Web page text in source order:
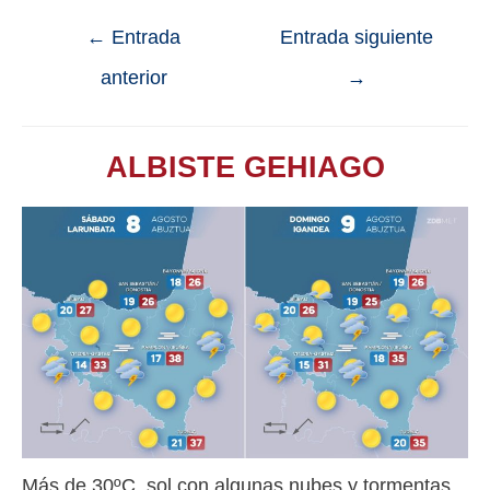
← Entrada
anterior
Entrada siguiente
→
ALBISTE GEHIAGO
Más de 30ºC, sol con algunas nubes y tormentas